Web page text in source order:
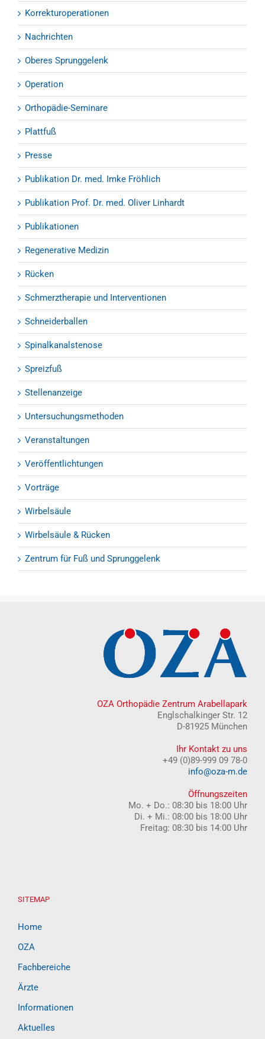
Korrekturoperationen
Nachrichten
Oberes Sprunggelenk
Operation
Orthopädie-Seminare
Plattfuß
Presse
Publikation Dr. med. Imke Fröhlich
Publikation Prof. Dr. med. Oliver Linhardt
Publikationen
Regenerative Medizin
Rücken
Schmerztherapie und Interventionen
Schneiderballen
Spinalkanalstenose
Spreizfuß
Stellenanzeige
Untersuchungsmethoden
Veranstaltungen
Veröffentlichtungen
Vorträge
Wirbelsäule
Wirbelsäule & Rücken
Zentrum für Fuß und Sprunggelenk
OZA Orthopädie Zentrum Arabellapark
Englschalkinger Str. 12
D-81925 München
Ihr Kontakt zu uns
+49 (0)89-999 09 78-0
info@oza-m.de
Öffnungszeiten
Mo. + Do.: 08:30 bis 18:00 Uhr
Di. + Mi.: 08:00 bis 18:00 Uhr
Freitag: 08:30 bis 14:00 Uhr
SITEMAP
Home
OZA
Fachbereiche
Ärzte
Informationen
Aktuelles